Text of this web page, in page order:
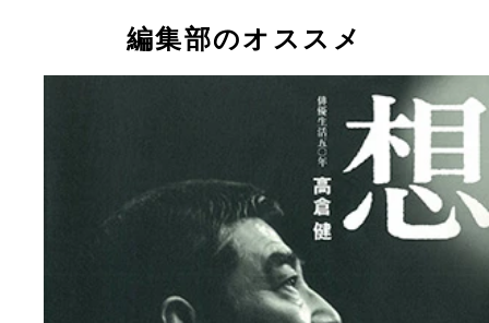
編集部のオススメ